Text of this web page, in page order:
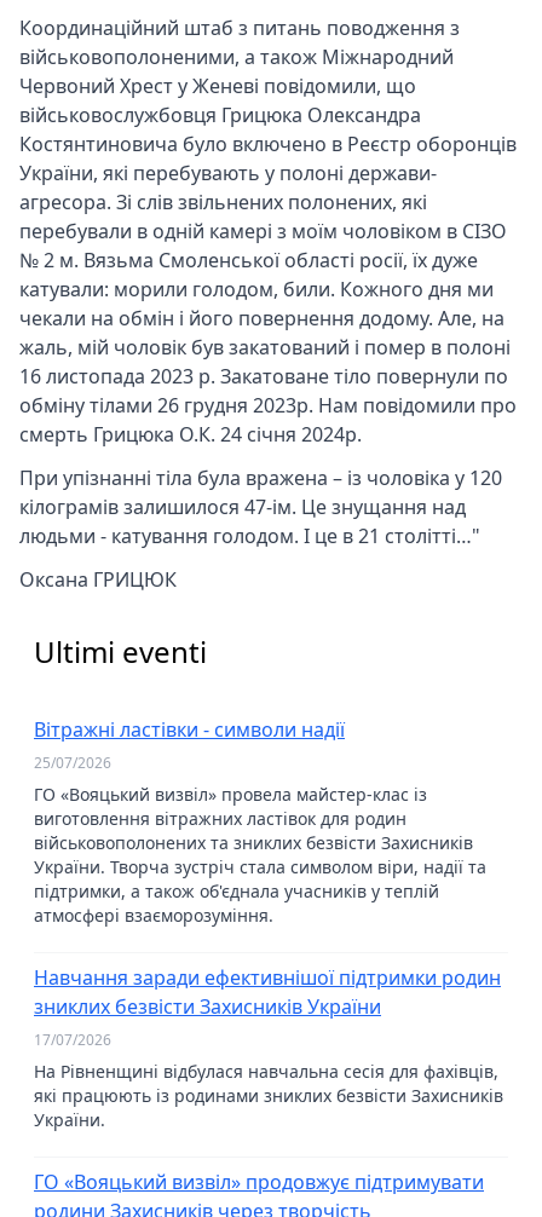
Координаційний штаб з питань поводження з
військовополоненими, а також Міжнародний
Червоний Хрест у Женеві повідомили, що
військовослужбовця Грицюка Олександра
Костянтиновича було включено в Реєстр оборонців
України, які перебувають у полоні держави-
агресора. Зі слів звільнених полонених, які
перебували в одній камері з моїм чоловіком в СІЗО
№ 2 м. Вязьма Смоленської області росії, їх дуже
катували: морили голодом, били. Кожного дня ми
чекали на обмін і його повернення додому. Але, на
жаль, мій чоловік був закатований і помер в полоні
16 листопада 2023 р. Закатоване тіло повернули по
обміну тілами 26 грудня 2023р. Нам повідомили про
смерть Грицюка О.К. 24 січня 2024р.
При упізнанні тіла була вражена – із чоловіка у 120
кілограмів залишилося 47-ім. Це знущання над
людьми - катування голодом. І це в 21 столітті…"
Оксана ГРИЦЮК
Ultimi eventi
Вітражні ластівки - символи надії
25/07/2026
ГО «Вояцький визвіл» провела майстер-клас із
виготовлення вітражних ластівок для родин
військовополонених та зниклих безвісти Захисників
України. Творча зустріч стала символом віри, надії та
підтримки, а також об'єднала учасників у теплій
атмосфері взаєморозуміння.
Навчання заради ефективнішої підтримки родин
зниклих безвісти Захисників України
17/07/2026
На Рівненщині відбулася навчальна сесія для фахівців,
які працюють із родинами зниклих безвісти Захисників
України.
ГО «Вояцький визвіл» продовжує підтримувати
родини Захисників через творчість